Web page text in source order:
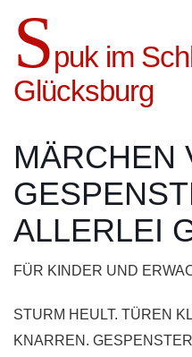
Spuk im
Glücksburg
MÄRCHEN
ALLERLEI
FÜR KINDER UND
STURM HEULT. TÜREN
KNARREN.